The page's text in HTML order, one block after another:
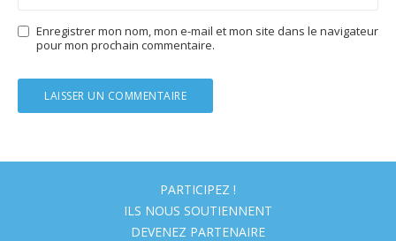
Enregistrer mon nom, mon e-mail et mon site dans le navigateur
pour mon prochain commentaire.
PARTICIPEZ !
ILS NOUS SOUTIENNENT
DEVENEZ PARTENAIRE